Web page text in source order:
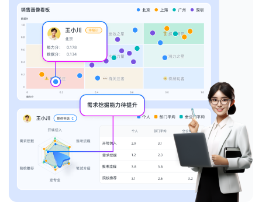
按业务场景
交易跟进
培训辅导